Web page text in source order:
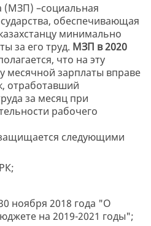
(МЗП) –социальная
обеспечивающая
минимально
за его труд. МЗП в 2020
что на эту
месячной зарплаты вправе
отработавший
за месяц при
рабочего
следующими
ноября 2018 года "О
на 2019-2021 годы";